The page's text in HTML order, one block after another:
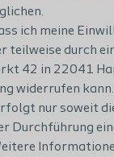
ich meine
teilweise durch
42 in 22041
widerrufen
nur soweit
Durchführung